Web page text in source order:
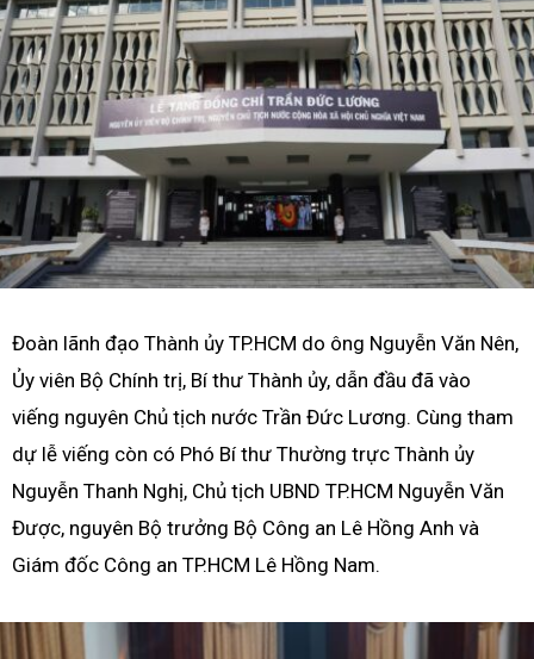
Đoàn lãnh đạo Thành ủy TP.HCM do ông Nguyễn Văn Nên,
Ủy viên Bộ Chính trị, Bí thư Thành ủy, dẫn đầu đã vào
viếng nguyên Chủ tịch nước Trần Đức Lương. Cùng tham
dự lễ viếng còn có Phó Bí thư Thường trực Thành ủy
Nguyễn Thanh Nghị, Chủ tịch UBND TP.HCM Nguyễn Văn
Được, nguyên Bộ trưởng Bộ Công an Lê Hồng Anh và
Giám đốc Công an TP.HCM Lê Hồng Nam.